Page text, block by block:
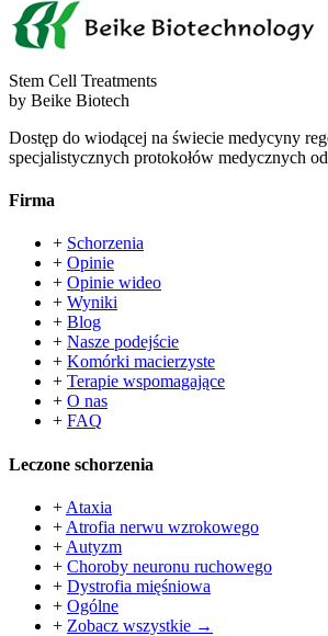
Stem Cell Treatments
by Beike Biotech
Dostęp do wiodącej na świecie medycyny
specjalistycznych protokołów medycznych
Firma
+ Schorzenia
+ Opinie
+ Opinie wideo
+ Wyniki
+ Blog
+ Nasze podejście
+ Komórki macierzyste
+ Terapie wspomagające
+ O nas
+ FAQ
Leczone schorzenia
+ Ataxia
+ Atrofia nerwu wzrokowego
+ Autyzm
+ Choroby neuronu ruchowego
+ Dystrofia mięśniowa
+ Ogólne
+ Zobacz wszystkie →